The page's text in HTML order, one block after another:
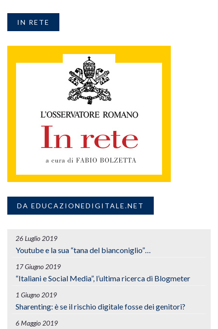
IN RETE
DA EDUCAZIONEDIGITALE.NET
26 Luglio 2019
Youtube e la sua “tana del bianconiglio”…
17 Giugno 2019
“Italiani e Social Media”, l’ultima ricerca di Blogmeter
1 Giugno 2019
Sharenting: è se il rischio digitale fosse dei genitori?
6 Maggio 2019